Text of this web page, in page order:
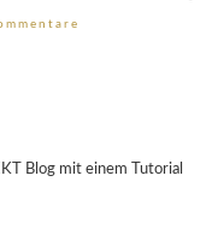
Blog mit einem Tutorial